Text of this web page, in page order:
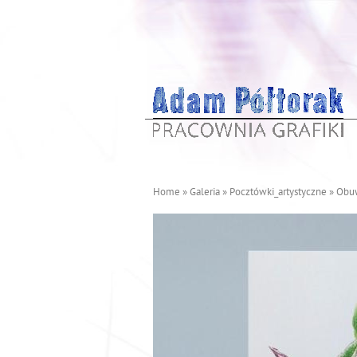
J
Home »Galeria» Pocztówki_artystyczne »